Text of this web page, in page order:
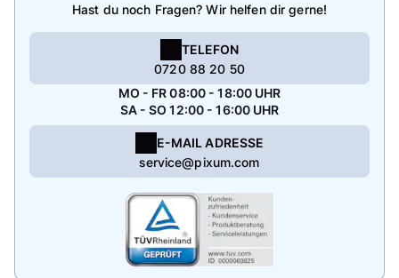
Hast du noch Fragen? Wir helfen dir gerne!
TELEFON
0720 88 20 50
MO - FR 08:00 - 18:00 UHR
SA - SO 12:00 - 16:00 UHR
E-MAIL ADRESSE
service@pixum.com